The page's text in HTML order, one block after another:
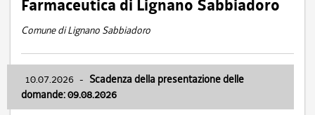
Farmaceutica di Lignano Sabbiadoro
Comune di Lignano Sabbiadoro
10.07.2026 - Scadenza della presentazione delle
domande: 09.08.2026